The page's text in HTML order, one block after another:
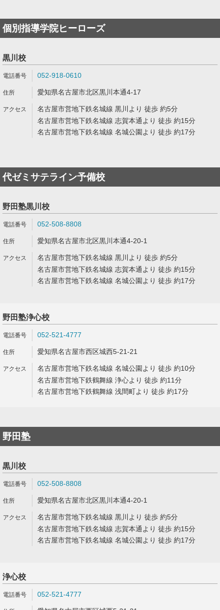
個別指導学院ヒーローズ
黒川校
052-918-0610
愛知県名古屋市北区黒川本通4-17
名古屋市営地下鉄名城線 黒川より 徒歩 約5分
名古屋市営地下鉄名城線 志賀本通より 徒歩 約15分
名古屋市営地下鉄名城線 名城公園より 徒歩 約17分
代ゼミサテライン予備校
野田塾黒川校
052-508-8808
愛知県名古屋市北区黒川本通4-20-1
名古屋市営地下鉄名城線 黒川より 徒歩 約5分
名古屋市営地下鉄名城線 志賀本通より 徒歩 約15分
名古屋市営地下鉄名城線 名城公園より 徒歩 約17分
野田塾浄心校
052-521-4777
愛知県名古屋市西区城西5-21-21
名古屋市営地下鉄名城線 名城公園より 徒歩 約10分
名古屋市営地下鉄鶴舞線 浄心より 徒歩 約11分
名古屋市営地下鉄鶴舞線 浅間町より 徒歩 約17分
野田塾
黒川校
052-508-8808
愛知県名古屋市北区黒川本通4-20-1
名古屋市営地下鉄名城線 黒川より 徒歩 約5分
名古屋市営地下鉄名城線 志賀本通より 徒歩 約15分
名古屋市営地下鉄名城線 名城公園より 徒歩 約17分
浄心校
052-521-4777